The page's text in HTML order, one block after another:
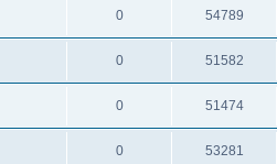
0 54789
0 51582
0 51474
0 53281